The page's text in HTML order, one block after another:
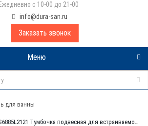
Ежедневно с 10-00 до 21-00
info@dura-san.ru
Заказать звонок
Меню
для ванны
подвесная для встраиваемого снизу умывальника в комплекте 140 см Орех темный